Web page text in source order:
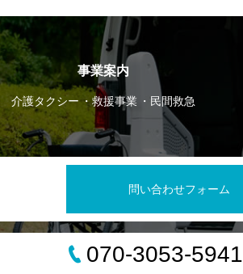
事業案内
介護タクシー 救援事業 民間救急
問い合わせフォーム
070-3053-5941